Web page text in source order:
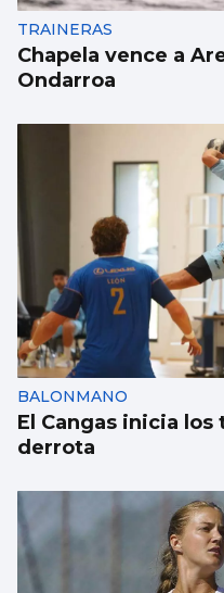
TRAINERAS
Chapela vence a
Ondarroa
BALONMANO
El Cangas inicia
derrota